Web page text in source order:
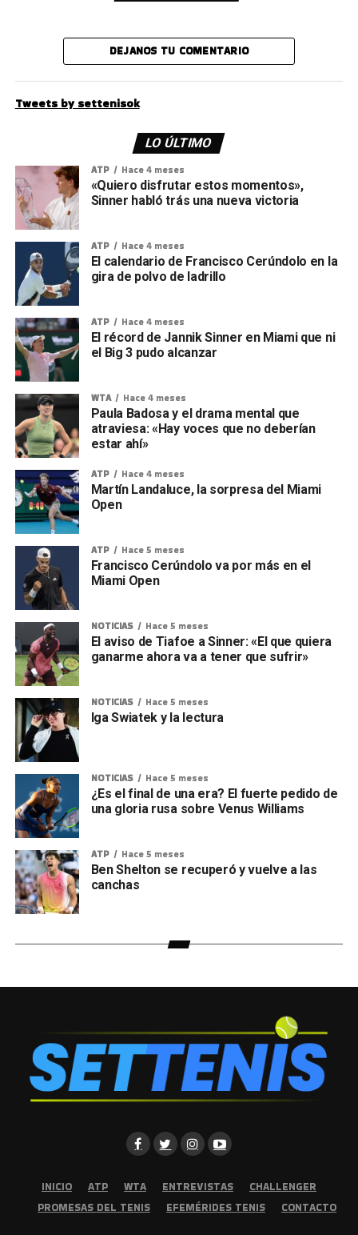
DEJANOS TU COMENTARIO
Tweets by settenisok
LO ÚLTIMO
ATP Hace 4 meses
«Quiero disfrutar estos momentos»,
Sinner habló trás una nueva victoria
ATP Hace 4 meses
El calendario de Francisco Cerúndolo en la
gira de polvo de ladrillo
ATP Hace 4 meses
El récord de Jannik Sinner en Miami que ni
el Big 3 pudo alcanzar
WTA Hace 4 meses
Paula Badosa y el drama mental que
atraviesa: «Hay voces que no deberían
estar ahí»
ATP Hace 4 meses
Martín Landaluce, la sorpresa del Miami
Open
ATP Hace 5 meses
Francisco Cerúndolo va por más en el
Miami Open
NOTICIAS Hace 5 meses
El aviso de Tiafoe a Sinner: «El que quiera
ganarme ahora va a tener que sufrir»
NOTICIAS Hace 5 meses
Iga Swiatek y la lectura
NOTICIAS Hace 5 meses
¿Es el final de una era? El fuerte pedido de
una gloria rusa sobre Venus Williams
ATP Hace 5 meses
Ben Shelton se recuperó y vuelve a las
canchas
INICIO ATP WTA ENTREVISTAS
CHALLENGER
PROMESAS DEL TENIS
EFEMÉRIDES TENIS CONTACTO